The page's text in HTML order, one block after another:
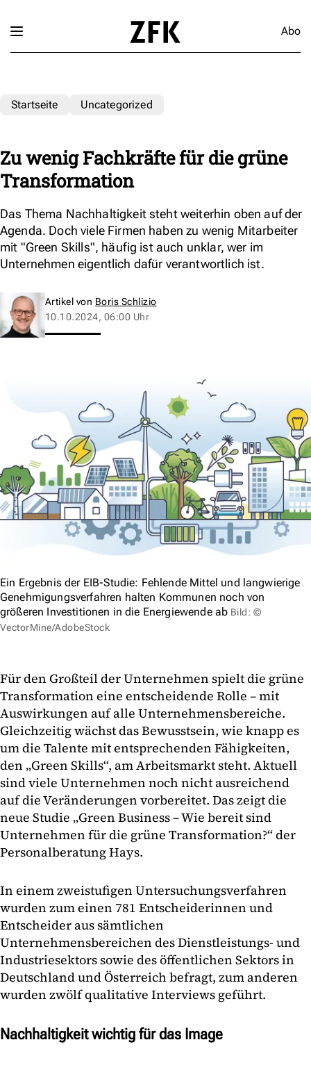
Abo
Startseite Uncategorized
Zu wenig Fachkräfte für die grüne
Transformation
Das Thema Nachhaltigkeit steht weiterhin oben auf der
Agenda. Doch viele Firmen haben zu wenig Mitarbeiter
mit "Green Skills", häufig ist auch unklar, wer im
Unternehmen eigentlich dafür verantwortlich ist.
Artikel von Boris Schlizio
10.10.2024, 06:00 Uhr
Ein Ergebnis der EIB-Studie: Fehlende Mittel und langwierige
Genehmigungsverfahren halten Kommunen noch von
größeren Investitionen in die Energiewende ab Bild: ©
VectorMine/AdobeStock
Für den Großteil der Unternehmen spielt die grüne
Transformation eine entscheidende Rolle – mit
Auswirkungen auf alle Unternehmensbereiche.
Gleichzeitig wächst das Bewusstsein, wie knapp es
um die Talente mit entsprechenden Fähigkeiten,
den „Green Skills“, am Arbeitsmarkt steht. Aktuell
sind viele Unternehmen noch nicht ausreichend
auf die Veränderungen vorbereitet. Das zeigt die
neue Studie „Green Business – Wie bereit sind
Unternehmen für die grüne Transformation?“ der
Personalberatung Hays.
In einem zweistufigen Untersuchungsverfahren
wurden zum einen 781 Entscheiderinnen und
Entscheider aus sämtlichen
Unternehmensbereichen des Dienstleistungs- und
Industriesektors sowie des öffentlichen Sektors in
Deutschland und Österreich befragt, zum anderen
wurden zwölf qualitative Interviews geführt.
Nachhaltigkeit wichtig für das Image